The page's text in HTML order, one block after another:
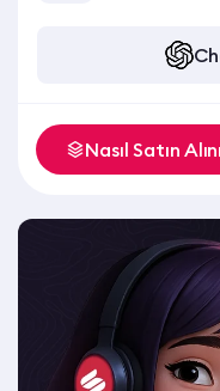
Nasıl Satın